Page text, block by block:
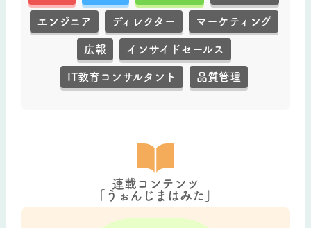
エンジニア ディレクター マーケティング
広報 インサイドセールス
IT教育コンサルタント 品質管理
連載コンテンツ
「うぉんじまはみた」